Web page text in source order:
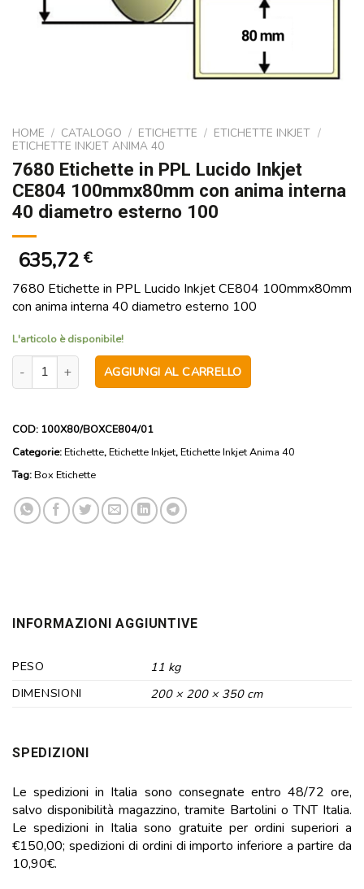
HOME / CATALOGO / ETICHETTE / ETICHETTE INKJET /
ETICHETTE INKJET ANIMA 40
7680 Etichette in PPL Lucido Inkjet
CE804 100mmx80mm con anima interna
40 diametro esterno 100
635,72€
7680 Etichette in PPL Lucido Inkjet CE804 100mmx80mm
con anima interna 40 diametro esterno 100
L'articolo è disponibile!
7680 Etichette in PPL Lucido Inkjet CE804 100mmx80mm con
AGGIUNGI AL CARRELLO
COD: 100X80/BOXCE804/01
Categorie:Etichette,Etichette Inkjet,Etichette Inkjet Anima 40
Tag:Box Etichette
INFORMAZIONI AGGIUNTIVE
PESO
11 kg
DIMENSIONI
200 × 200 × 350 cm
SPEDIZIONI
Le spedizioni in Italia sono consegnate entro 48/72 ore,
salvo disponibilità magazzino, tramite Bartolini o TNT Italia.
Le spedizioni in Italia sono gratuite per ordini superiori a
€150,00; spedizioni di ordini di importo inferiore a partire da
10,90€.